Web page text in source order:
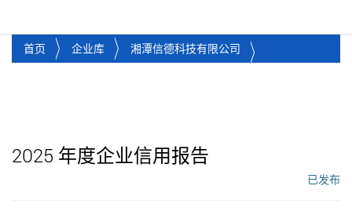
首页 企业库 湘潭信德科技有限公司
2025 年度企业信用报告
已发布